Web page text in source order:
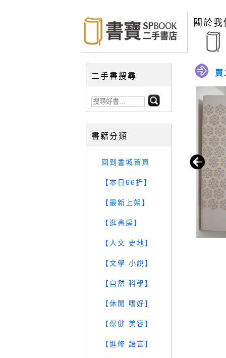
關於我
二手書搜尋
書籍分類
回到書城首頁
【本日66折】
【最新上架】
【逛書房】
【人文 史地】
【文學 小說】
【自然 科學】
【休閒 嗜好】
【保健 美容】
【進修 語言】